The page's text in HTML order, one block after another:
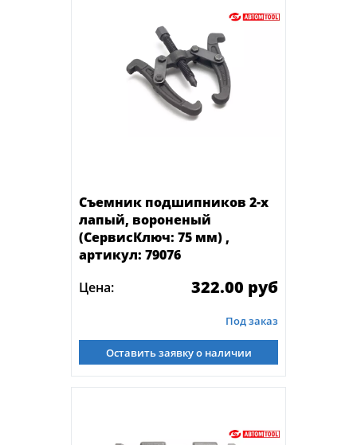
Съемник подшипников 2-х
лапый, вороненый
(СервисКлюч: 75 мм) ,
артикул: 79076
Цена:
322.00 руб
Под заказ
Оставить заявку о наличии